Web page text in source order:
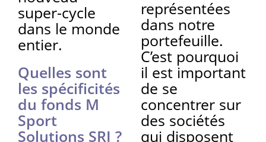
super-cycle
dans le monde
entier.
Quelles sont
les spécificités
du fonds M
Sport
Solutions SRI ?
représentées
dans notre
portefeuille.
C’est pourquoi
il est important
de se
concentrer sur
des sociétés
qui disposent